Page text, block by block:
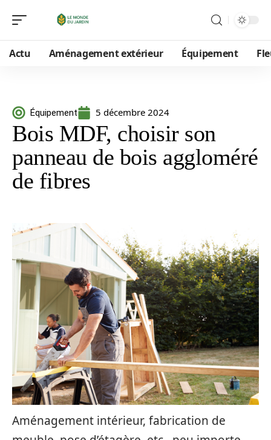
Actu Aménagement extérieur Équipement
Équipement 5 décembre 2024
Bois MDF, choisir son
panneau de bois aggloméré
de fibres
Aménagement intérieur, fabrication de